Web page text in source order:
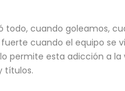
cuando goleamos,
cuando el equipo
permite esta adicción a
títulos.